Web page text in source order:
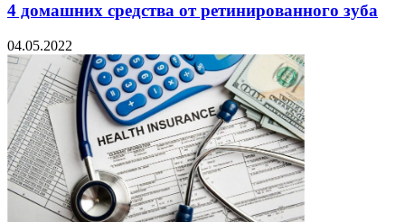
4 домашних средства от ретинированного зуба
04.05.2022